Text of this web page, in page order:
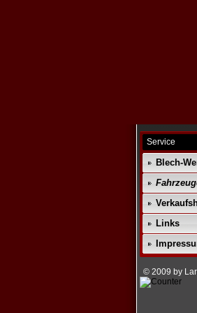
Service
Blech-
Links
© 2009 by